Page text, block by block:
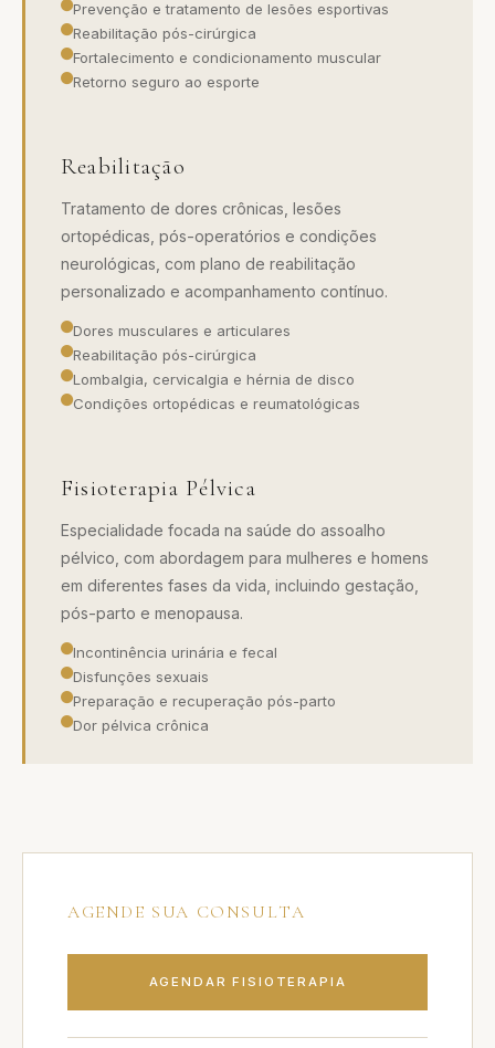
Prevenção e tratamento de lesões esportivas
Reabilitação pós-cirúrgica
Fortalecimento e condicionamento muscular
Retorno seguro ao esporte
Reabilitação
Tratamento de dores crônicas, lesões
ortopédicas, pós-operatórios e condições
neurológicas, com plano de reabilitação
personalizado e acompanhamento contínuo.
Dores musculares e articulares
Reabilitação pós-cirúrgica
Lombalgia, cervicalgia e hérnia de disco
Condições ortopédicas e reumatológicas
Fisioterapia Pélvica
Especialidade focada na saúde do assoalho
pélvico, com abordagem para mulheres e homens
em diferentes fases da vida, incluindo gestação,
pós-parto e menopausa.
Incontinência urinária e fecal
Disfunções sexuais
Preparação e recuperação pós-parto
Dor pélvica crônica
AGENDE SUA CONSULTA
AGENDAR FISIOTERAPIA